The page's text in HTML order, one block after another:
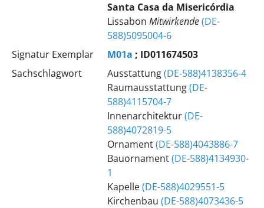
Santa Casa da Misericórdia
Lissabon Mitwirkende(DE-
588)5095004-6
Signatur Exemplar
M01a ; ID011674503
Sachschlagwort
Ausstattung(DE-588)4138356-4
Raumausstattung(DE-
588)4115704-7
Innenarchitektur(DE-
588)4072819-5
Ornament(DE-588)4043886-7
Bauornament(DE-588)4134930-
1
Kapelle(DE-588)4029551-5
Kirchenbau (DE-588)4073436-5